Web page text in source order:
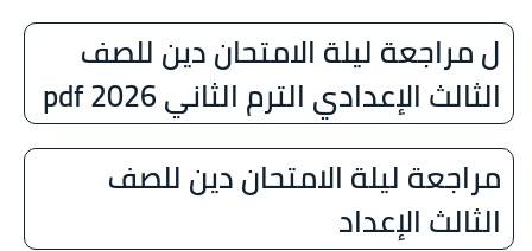
ل مراجعة ليلة الامتحان دين للصف
الثالث الإعدادي الترم الثاني 2026 pdf
مراجعة ليلة الامتحان دين للصف
الثالث الإعداد